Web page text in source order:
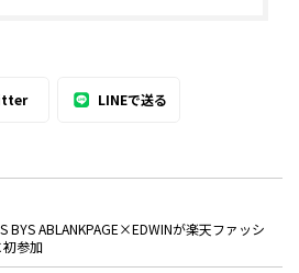
LINEで送る
BYS ABLANKPAGE×EDWINが楽天ファッシ
参加